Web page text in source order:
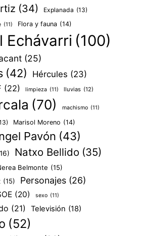
(34) Explanada (13)
(11) Flora y fauna (14)
Echávarri (100)
(25)
(42) Hércules (23)
(22) limpieza (11) lluvias (12)
(70) machismo (11)
Marisol Moreno (14)
Pavón (43)
Natxo Bellido (35)
Belmonte (15)
(15) Personajes (26)
(20) sexo (11)
(21) Televisión (18)
(52)